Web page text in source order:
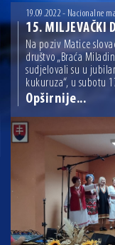
07.07.2026 | Održana
Radić istaknuo da je u
obnovu glavnog
06.07.2026 | Brevis
djelovanja
04.07.2026 | Zbog
04.08.2026 | U
hrvatskih branitelja
19.09.2022 - Nacionalne
15. MILJEVAČKI
Na poziv Matice
društvo „Braća
sudjelovali su u
kukuruza“, u subotu
Opširnije...